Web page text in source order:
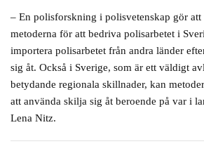
– En polisforskning i polisvetenskap gör att
metoderna för att bedriva polisarbetet i
importera polisarbetet från andra länder
sig åt. Också i Sverige, som är ett väldigt
betydande regionala skillnader, kan
att använda skilja sig åt beroende på var i
Lena Nitz.